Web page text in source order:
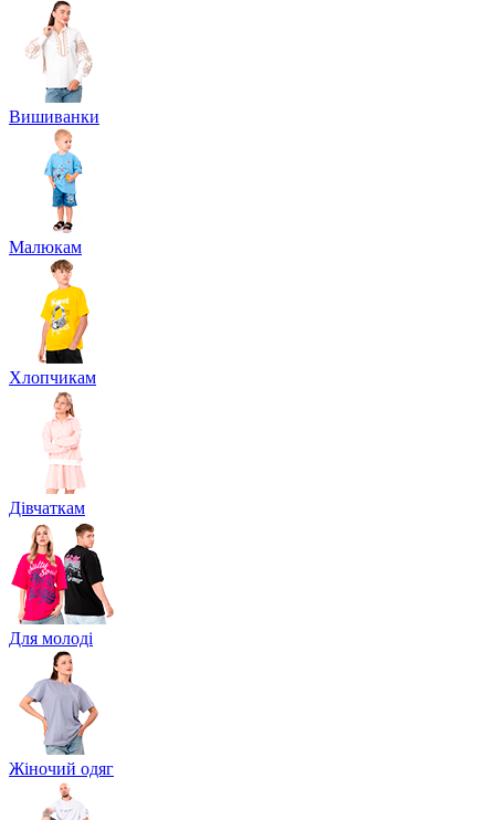
Вишиванки
Малюкам
Хлопчикам
Дівчаткам
Для молоді
Жіночий одяг